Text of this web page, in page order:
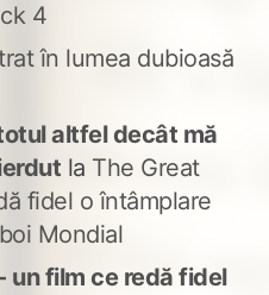
4
în lumea dubioasă
altfel decât mă
la The Great
fidel o întâmplare
Mondial
un film ce redă fidel